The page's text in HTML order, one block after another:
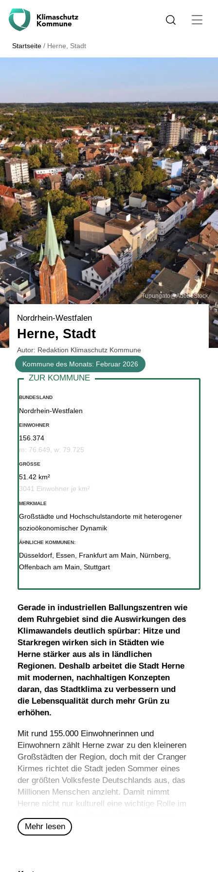
Startseite / Herne, Stadt
Tupungato@AdobeStock
Nordrhein-Westfalen
Herne, Stadt
Autor: Redaktion Klimaschutz Kommune
Kommune des Monats: Februar 2026
Gerade in industriellen Ballungszentren wie
dem Ruhrgebiet sind die Auswirkungen des
Klimawandels deutlich spürbar: Hitze und
Starkregen wirken sich in Städten wie
Herne stärker aus als in ländlichen
Regionen. Deshalb arbeitet die Stadt Herne
mit modernen, nachhaltigen Konzepten
daran, das Stadtklima zu verbessern und
die Lebensqualität durch mehr Grün zu
erhöhen.
Mit rund 155.000 Einwohnerinnen und
Einwohnern zählt Herne zwar zu den kleineren
Großstädten der Region, doch mit der Cranger
Kirmes richtet die Stadt jeden Sommer eines
der größten Volksfeste Deutschlands aus, das
Millionen Menschen anzieht. Damit nimmt
Herne nicht nur kulturell eine wichtige Rolle im
befindet sich zudem der offizielle geografische
Mittelpunkt der Metropolregion Rhein-Ruhr,
Mehr lesen
BUNDESLAND
Nordrhein-Westfalen
EINWOHNER
156.374
m: 76.649, w: 79.725
GRÖSSE
51.42 km²
3041 Einwohner je km²
MERKMALE
Großstädte und Hochschulstandorte mit heterogener
sozioökonomischer Dynamik
ÄHNLICHE KOMMUNEN:
Düsseldorf, Essen Frankfurt am Main Nürnberg
Offenbach am Main Stuttgart